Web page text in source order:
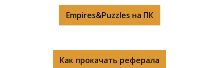
Empires&Puzzles на ПК
Как прокачать реферала